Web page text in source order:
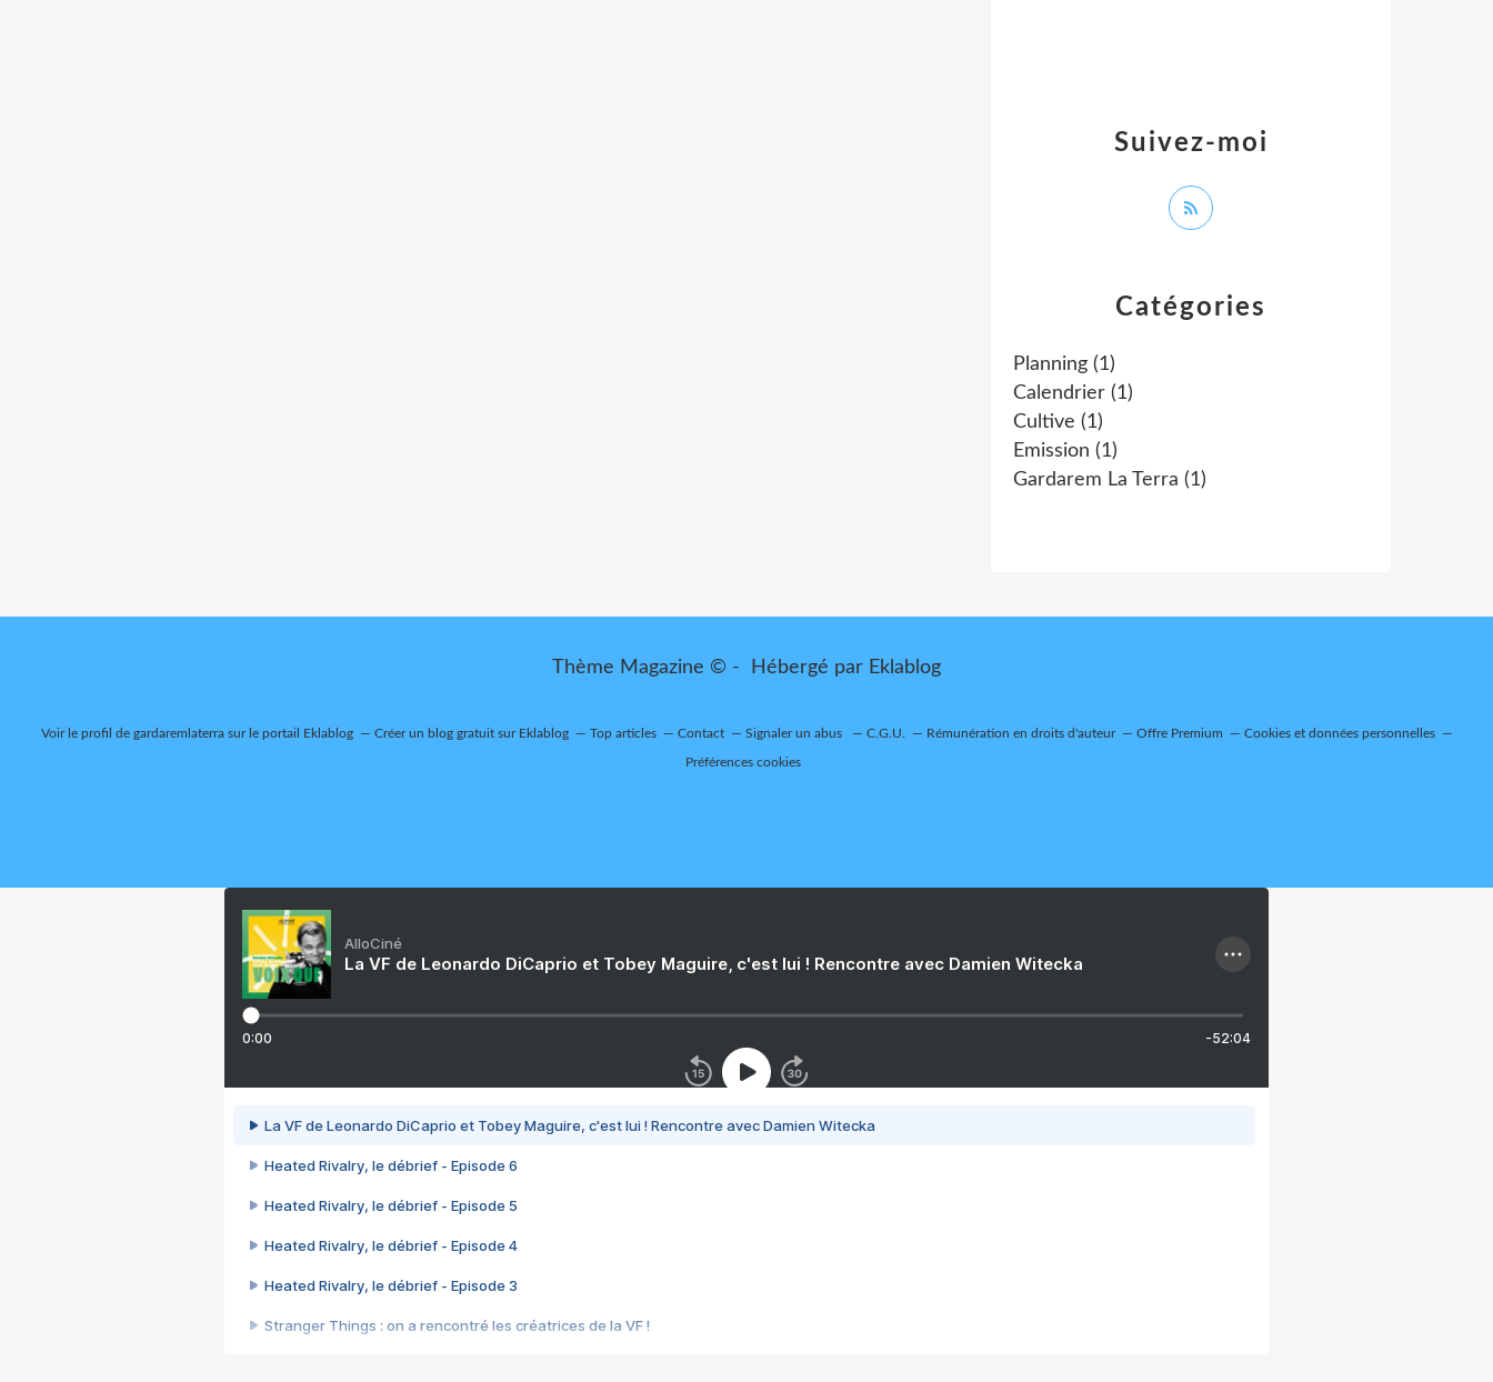
Catégories
Planning (1)
Calendrier (1)
Cultive (1)
Emission (1)
Gardarem La Terra (1)
Suivez-moi
Thème Magazine © - Hébergé par Eklablog
Voir le profil de gardaremlaterrasur le portail Eklablog Créer un blog gratuit sur Eklablog Top articles Contact Signaler un abus C.G.U. Rémunération en droits d'auteur Offre Premium Cookies et données personnelles
Préférences cookies
AlloCiné
La VF de Leonardo DiCaprio et Tobey Maguire, c'est lui ! Rencontre avec Damien Witecka
0:00 -52:04
La VF de Leonardo DiCaprio et Tobey Maguire, c'est lui ! Rencontre avec Damien Witecka
Heated Rivalry, le débrief - Episode 6
Heated Rivalry, le débrief - Episode 5
Heated Rivalry, le débrief - Episode 4
Heated Rivalry, le débrief - Episode 3
Stranger Things : on a rencontré les créatrices de la VF !